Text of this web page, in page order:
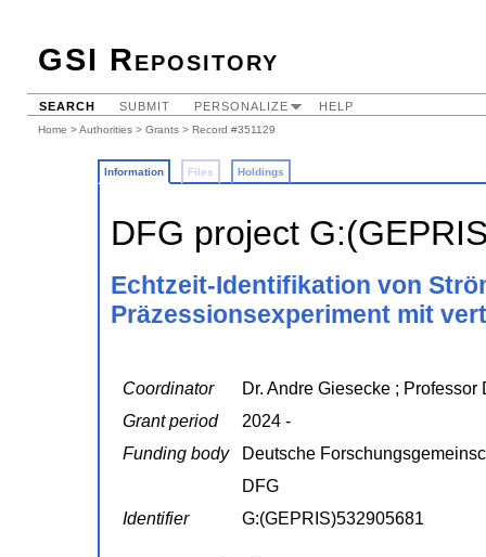
GSI Repository
SEARCH SUBMIT PERSONALIZE HELP
Home >Authorities > Grants > Record #351129
Information Files Holdings
DFG project
Echtzeit-Identifikation von
Präzessionsexperiment mit
Coordinator
Dr. Andre Giesecke ;
Grant period
2024 -
Funding body
Deutsche
DFG
Identifier
G:(GEPRIS)532905681